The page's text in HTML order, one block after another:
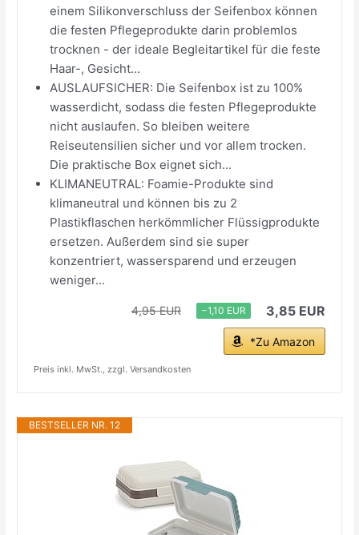
einem Silikonverschluss der Seifenbox können
die festen Pflegeprodukte darin problemlos
trocknen - der ideale Begleitartikel für die feste
Haar-, Gesicht...
AUSLAUFSICHER: Die Seifenbox ist zu 100%
wasserdicht, sodass die festen Pflegeprodukte
nicht auslaufen. So bleiben weitere
Reiseutensilien sicher und vor allem trocken.
Die praktische Box eignet sich...
KLIMANEUTRAL: Foamie-Produkte sind
klimaneutral und können bis zu 2
Plastikflaschen herkömmlicher Flüssigprodukte
ersetzen. Außerdem sind sie super
konzentriert, wassersparend und erzeugen
weniger...
4,95 EUR −1,10 EUR 3,85 EUR
*Zu Amazon
Preis inkl. MwSt., zzgl. Versandkosten
BESTSELLER NR. 12